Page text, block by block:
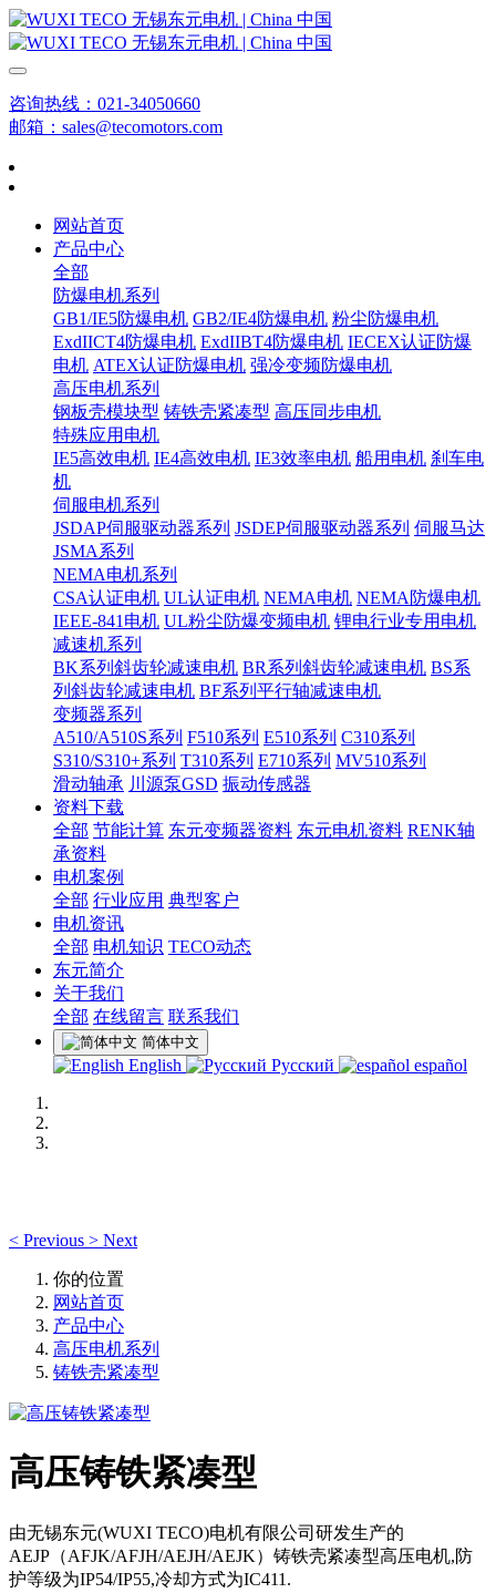
咨询热线：021-34050660
邮箱：sales@tecomotors.com
网站首页
产品中心
全部
防爆电机系列
GB1/IE5防爆电机 GB2/IE4防爆电机 粉尘防爆电机
ExdIICT4防爆电机 ExdIIBT4防爆电机 IECEX认证防爆
电机 ATEX认证防爆电机 强冷变频防爆电机
高压电机系列
钢板壳模块型 铸铁壳紧凑型 高压同步电机
特殊应用电机
IE5高效电机 IE4高效电机 IE3效率电机 船用电机 刹车电
机
伺服电机系列
JSDAP伺服驱动器系列 JSDEP伺服驱动器系列 伺服马达
JSMA系列
NEMA电机系列
CSA认证电机 UL认证电机 NEMA电机 NEMA防爆电机
IEEE-841电机 UL粉尘防爆变频电机 锂电行业专用电机
减速机系列
BK系列斜齿轮减速电机 BR系列斜齿轮减速电机 BS系
列斜齿轮减速电机 BF系列平行轴减速电机
变频器系列
A510/A510S系列 F510系列 E510系列 C310系列
S310/S310+系列 T310系列 E710系列 MV510系列
滑动轴承 川源泵GSD 振动传感器
资料下载
全部 节能计算 东元变频器资料 东元电机资料 RENK轴
承资料
电机案例
全部 行业应用 典型客户
电机资讯
全部 电机知识 TECO动态
东元简介
关于我们
全部 在线留言 联系我们
简体中文
English Русский español
< Previous > Next
你的位置
网站首页
产品中心
高压电机系列
铸铁壳紧凑型
高压铸铁紧凑型
由无锡东元(WUXI TECO)电机有限公司研发生产的
AEJP（AFJK/AFJH/AEJH/AEJK）铸铁壳紧凑型高压电机,防
护等级为IP54/IP55,冷却方式为IC411.